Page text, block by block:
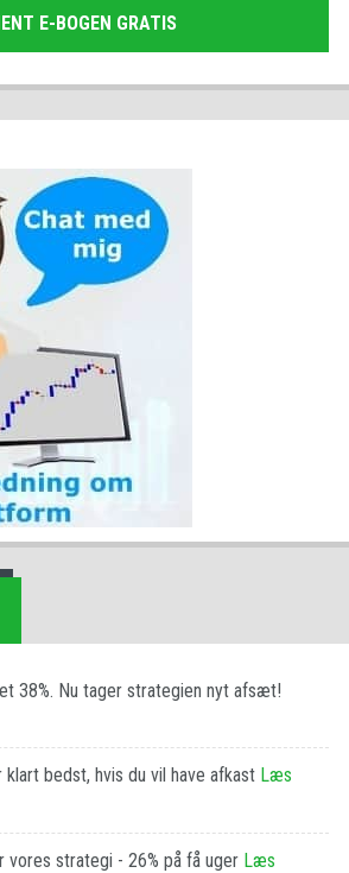
E-BOGEN GRATIS
38%. Nu tager strategien nyt afsæt!
klart bedst, hvis du vil have afkast Læs
strategi - 26% på få uger Læs